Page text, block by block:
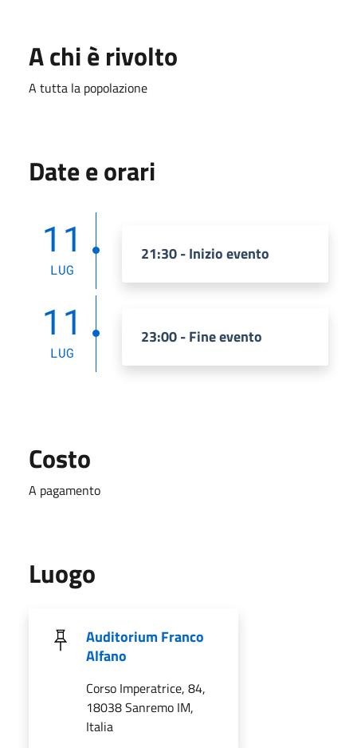
A chi è rivolto
A tutta la popolazione
Date e orari
11
LUG
21:30 - Inizio evento
11
LUG
23:00 - Fine evento
Costo
A pagamento
Luogo
Auditorium Franco
Alfano
Corso Imperatrice, 84,
18038 Sanremo IM,
Italia